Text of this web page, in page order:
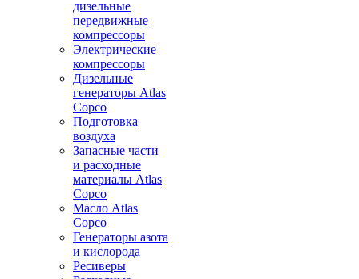
дизельные
передвижные
компрессоры
Электрические
компрессоры
Дизельные
генераторы Atlas
Copco
Подготовка
воздуха
Запасные части
и расходные
материалы Atlas
Copco
Масло Atlas
Copco
Генераторы азота
и кислорода
Ресиверы